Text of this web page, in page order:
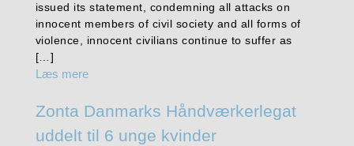
issued its statement, condemning all attacks on
innocent members of civil society and all forms of
violence, innocent civilians continue to suffer as
[…]
Læs mere
Zonta Danmarks Håndværkerlegat
uddelt til 6 unge kvinder